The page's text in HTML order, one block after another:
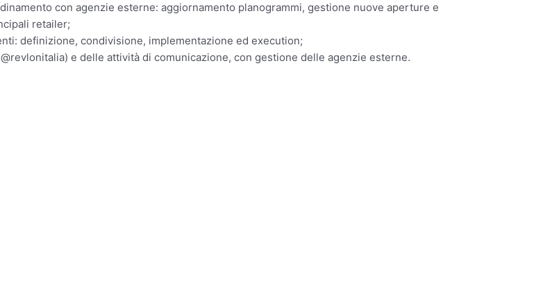
con agenzie esterne: aggiornamento planogrammi, gestione nuove aperture e
retailer;
definizione, condivisione, implementazione ed execution;
e delle attività di comunicazione, con gestione delle agenzie esterne.